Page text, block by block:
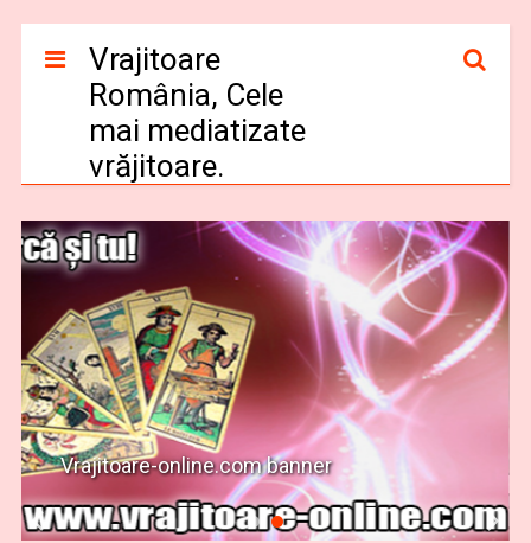
Vrajitoare
România, Cele
mai mediatizate
vrăjitoare.
Vrajitoare-online.com banner